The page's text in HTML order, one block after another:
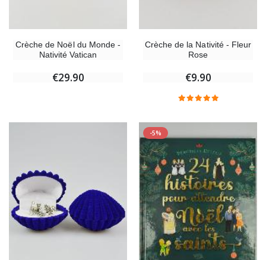
Crèche de Noël du Monde -
Nativité Vatican
€29.90
Crèche de la Nativité - Fleur
Rose
€9.90
-5%